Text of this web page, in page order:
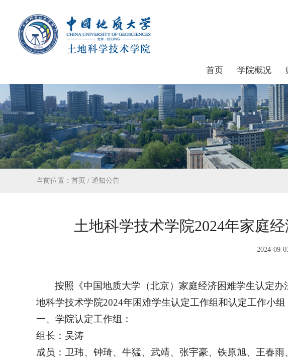
首页 学院概况
当前位置： 首页 / 通知公告
土地科学技术学院2024年家庭
2024-
按照《中国地质大学（北京）家庭经济困难学生认定
地科学技术学院2024年困难学生认定工作组和认定工作小组
一、学院认定工作组：
组长：吴涛
成员：卫玮、钟琦、牛猛、武靖、张宇豪、铁原旭、王春雨